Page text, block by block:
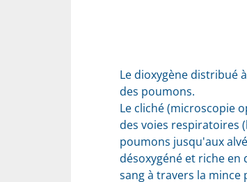
Le dioxygène distribué
des poumons.
Le cliché (microscopie
des voies respiratoires
poumons jusqu'aux
désoxygéné et riche en
sang à travers la